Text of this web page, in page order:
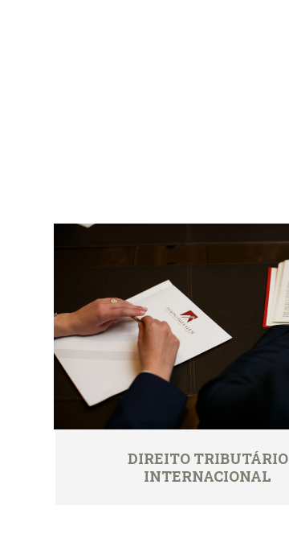
DIREITO TRIBUTÁRIO
INTERNACIONAL